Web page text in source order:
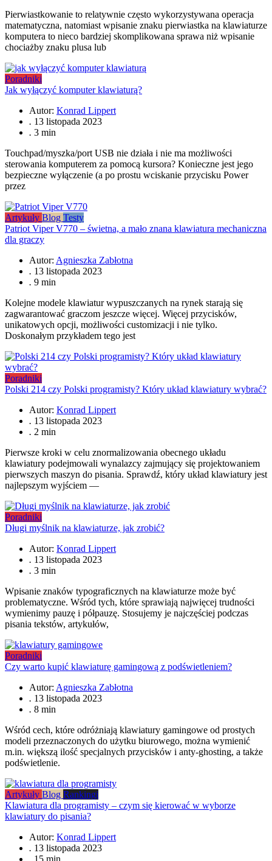
Pierwiastkowanie to relatywnie często wykorzystywana operacja
matematyczna, natomiast wpisanie znaku pierwiastka na klawiaturze
komputera to nieco bardziej skomplikowana sprawa niż wpisanie
chociażby znaku plusa lub
Poradniki
Jak wyłączyć komputer klawiaturą?
Autor: Konrad Lippert
. 13 listopada 2023
. 3 min
Touchpad/myszka/port USB nie działa i nie ma możliwości
sterowania komputerem za pomocą kursora? Konieczne jest jego
bezpieczne wyłączenie (a po prostu wciskanie przycisku Power
przez
Artykuły Blog Testy
Patriot Viper V770 – świetna, a mało znana klawiatura mechaniczna
dla graczy
Autor: Agnieszka Zabłotna
. 13 listopada 2023
. 9 min
Kolejne modele klawiatur wypuszczanych na rynek starają się
zagwarantować graczom jeszcze więcej. Więcej przycisków,
unikatowych opcji, możliwości customizacji i nie tylko.
Doskonałym przykładem tego jest
Poradniki
Polski 214 czy Polski programisty? Który układ klawiatury wybrać?
Autor: Konrad Lippert
. 13 listopada 2023
. 2 min
Pierwsze kroki w celu znormalizowania obecnego układu
klawiatury podejmowali wynalazcy zajmujący się projektowaniem
pierwszych maszyn do pisania. Sprawdź, który układ klawiatury jest
najlepszym wyjściem —
Poradniki
Długi myślnik na klawiaturze, jak zrobić?
Autor: Konrad Lippert
. 13 listopada 2023
. 3 min
Wpisanie znaków typograficznych na klawiaturze może być
problematyczne. Wśród tych, które sprawiają najwięcej trudności
wymienimy pauzę i półpauzę. Stosujemy je najczęściej podczas
pisania tekstów, artykułów,
Poradniki
Czy warto kupić klawiaturę gamingową z podświetleniem?
Autor: Agnieszka Zabłotna
. 13 listopada 2023
. 8 min
Wśród cech, które odróżniają klawiatury gamingowe od prostych
modeli przeznaczonych do użytku biurowego, można wymienić
m.in. większą ilość specjalnych przycisków i anty-ghosting, a także
podświetlenie.
Artykuły Blog Rankingi
Klawiatura dla programisty – czym się kierować w wyborze
klawiatury do pisania?
Autor: Konrad Lippert
. 13 listopada 2023